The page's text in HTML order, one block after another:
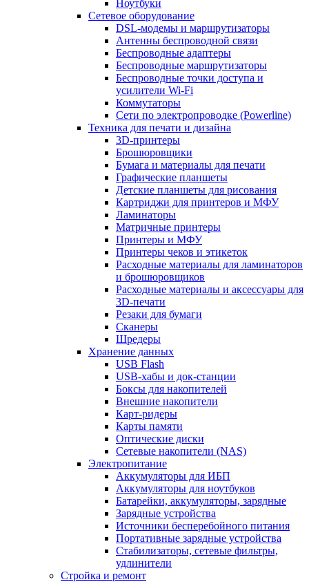
Ноутбуки
Сетевое оборудование
DSL-модемы и маршрутизаторы
Антенны беспроводной связи
Беспроводные адаптеры
Беспроводные маршрутизаторы
Беспроводные точки доступа и
усилители Wi-Fi
Коммутаторы
Сети по электропроводке (Powerline)
Техника для печати и дизайна
3D-принтеры
Брошюровщики
Бумага и материалы для печати
Графические планшеты
Детские планшеты для рисования
Картриджи для принтеров и МФУ
Ламинаторы
Матричные принтеры
Принтеры и МФУ
Принтеры чеков и этикеток
Расходные материалы для ламинаторов
и брошюровщиков
Расходные материалы и аксессуары для
3D-печати
Резаки для бумаги
Сканеры
Шредеры
Хранение данных
USB Flash
USB-хабы и док-станции
Боксы для накопителей
Внешние накопители
Карт-ридеры
Карты памяти
Оптические диски
Сетевые накопители (NAS)
Электропитание
Аккумуляторы для ИБП
Аккумуляторы для ноутбуков
Батарейки, аккумуляторы, зарядные
Зарядные устройства
Источники бесперебойного питания
Портативные зарядные устройства
Стабилизаторы, сетевые фильтры,
удлинители
Стройка и ремонт